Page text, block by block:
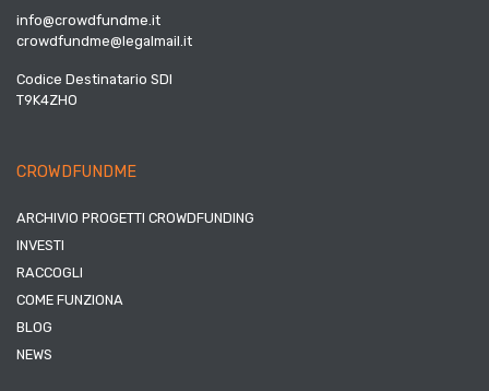
info@crowdfundme.it
crowdfundme@legalmail.it
Codice Destinatario SDI
T9K4ZHO
CROWDFUNDME
ARCHIVIO PROGETTI CROWDFUNDING
INVESTI
RACCOGLI
COME FUNZIONA
BLOG
NEWS